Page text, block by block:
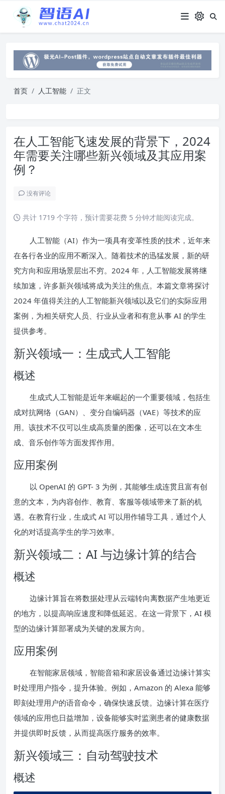
首页 人工智能 正文
在人工智能飞速发展的背景下，2024
年需要关注哪些新兴领域及其应用案
例？
没有评论
共计 1719 个字符，预计需要花费 5 分钟才能阅读完成。
人工智能（AI）作为一项具有变革性质的技术，近年来
在各行各业的应用不断深入。随着技术的迅猛发展，新的研
究方向和应用场景层出不穷。2024 年，人工智能发展将继
续加速，许多新兴领域将成为关注的焦点。本篇文章将探讨
2024 年值得关注的人工智能新兴领域以及它们的实际应用
案例，为相关研究人员、行业从业者和有意从事 AI 的学生
提供参考。
新兴领域一：生成式人工智能
概述
生成式人工智能是近年来崛起的一个重要领域，包括生
成对抗网络（GAN）、变分自编码器（VAE）等技术的应
用。该技术不仅可以生成高质量的图像，还可以在文本生
成、音乐创作等方面发挥作用。
应用案例
以 OpenAI 的 GPT- 3 为例，其能够生成连贯且富有创
意的文本，为内容创作、教育、客服等领域带来了新的机
遇。在教育行业，生成式 AI 可以用作辅导工具，通过个人
化的对话提高学生的学习效率。
新兴领域二：AI 与边缘计算的结合
概述
边缘计算旨在将数据处理从云端转向离数据产生地更近
的地方，以提高响应速度和降低延迟。在这一背景下，AI 模
型的边缘计算部署成为关键的发展方向。
应用案例
在智能家居领域，智能音箱和家居设备通过边缘计算实
时处理用户指令，提升体验。例如，Amazon 的 Alexa 能够
即刻处理用户的语音命令，确保快速反馈。边缘计算在医疗
领域的应用也日益增加，设备能够实时监测患者的健康数据
并提供即时反馈，从而提高医疗服务的效率。
新兴领域三：自动驾驶技术
概述